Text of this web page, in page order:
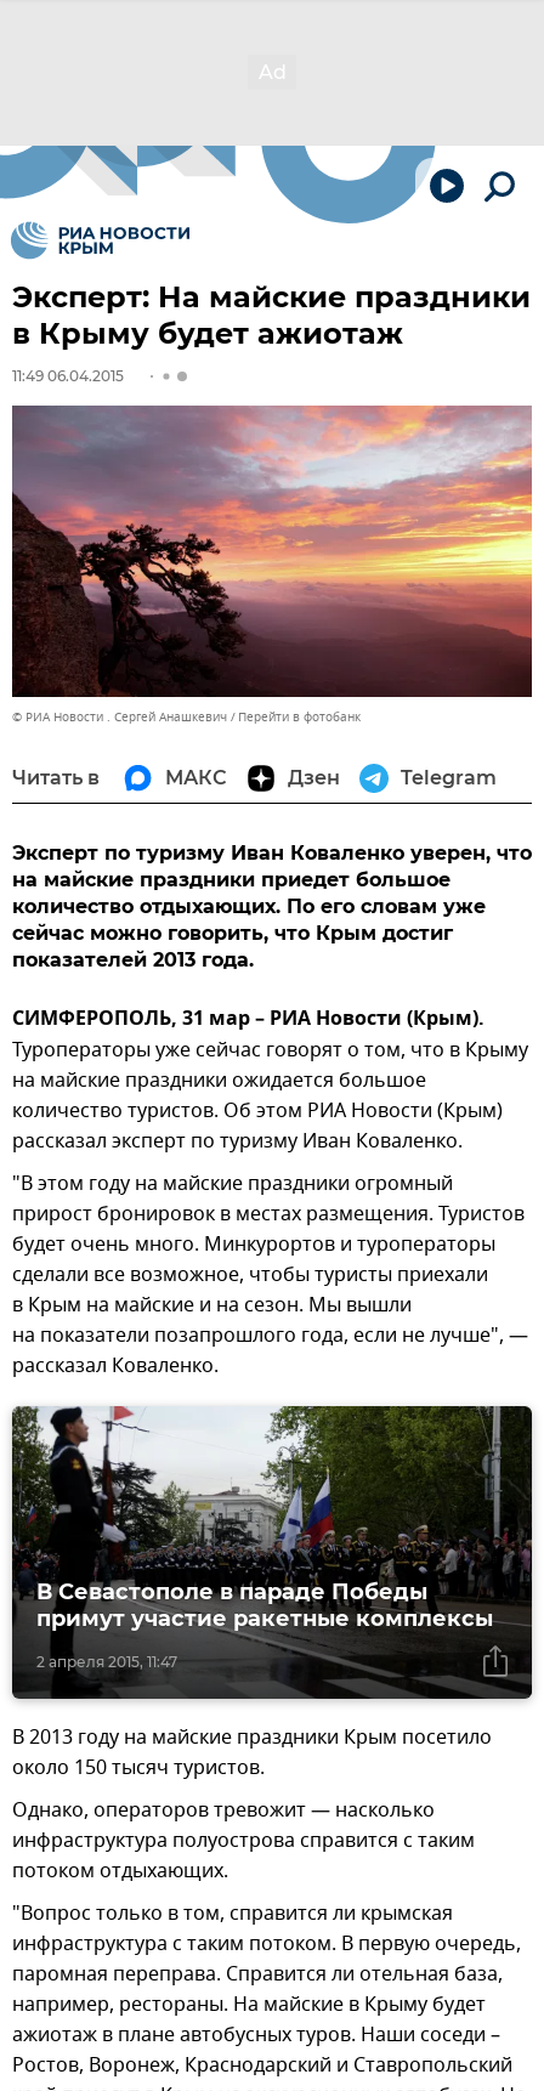
Эксперт: На майские праздники
в Крыму будет ажиотаж
11:49 06.04.2015
© РИА Новости . Сергей Анашкевич Перейти в фотобанк
Читать в МАКС Дзен Telegram
Эксперт по туризму Иван Коваленко уверен, что
на майские праздники приедет большое
количество отдыхающих. По его словам уже
сейчас можно говорить, что Крым достиг
показателей 2013 года.
СИМФЕРОПОЛЬ, 31 мар – РИА Новости (Крым).
Туроператоры уже сейчас говорят о том, что в Крыму
на майские праздники ожидается большое
количество туристов. Об этом РИА Новости (Крым)
рассказал эксперт по туризму Иван Коваленко.
"В этом году на майские праздники огромный
прирост бронировок в местах размещения. Туристов
будет очень много. Минкурортов и туроператоры
сделали все возможное, чтобы туристы приехали
в Крым на майские и на сезон. Мы вышли
на показатели позапрошлого года, если не лучше", —
рассказал Коваленко.
2 апреля 2015, 11:47
В Севастополе в параде Победы
примут участие ракетные комплексы
В 2013 году на майские праздники Крым посетило
около 150 тысяч туристов.
Однако, операторов тревожит — насколько
инфраструктура полуострова справится с таким
потоком отдыхающих.
"Вопрос только в том, справится ли крымская
инфраструктура с таким потоком. В первую очередь,
паромная переправа. Справится ли отельная база,
например, рестораны. На майские в Крыму будет
ажиотаж в плане автобусных туров. Наши соседи –
Ростов, Воронеж, Краснодарский и Ставропольский